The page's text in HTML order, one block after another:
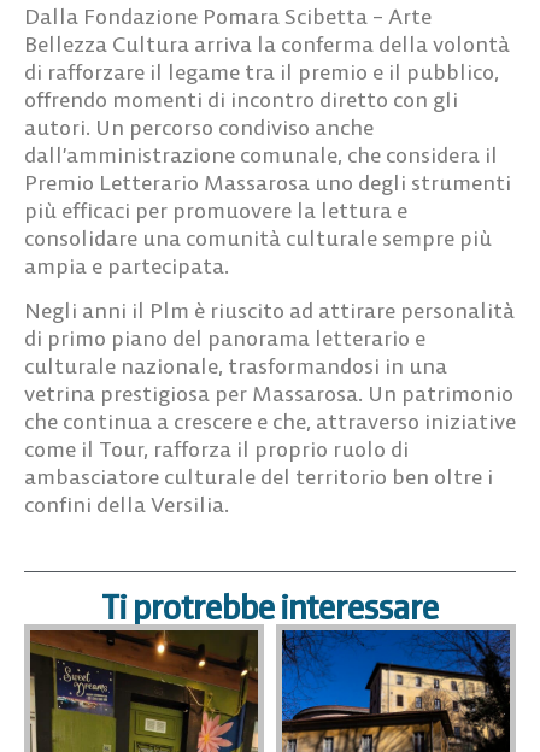
Dalla Fondazione Pomara Scibetta – Arte
Bellezza Cultura arriva la conferma della volontà
di rafforzare il legame tra il premio e il pubblico,
offrendo momenti di incontro diretto con gli
autori. Un percorso condiviso anche
dall’amministrazione comunale, che considera il
Premio Letterario Massarosa uno degli strumenti
più efficaci per promuovere la lettura e
consolidare una comunità culturale sempre più
ampia e partecipata.
Negli anni il Plm è riuscito ad attirare personalità
di primo piano del panorama letterario e
culturale nazionale, trasformandosi in una
vetrina prestigiosa per Massarosa. Un patrimonio
che continua a crescere e che, attraverso iniziative
come il Tour, rafforza il proprio ruolo di
ambasciatore culturale del territorio ben oltre i
confini della Versilia.
Ti protrebbe interessare